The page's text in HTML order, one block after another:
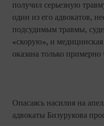
получил серьезную
один из его адвокатов,
подсудимым травмы,
«скорую», и
оказана только
Опасаясь насилия на
адвокаты Бизурукова